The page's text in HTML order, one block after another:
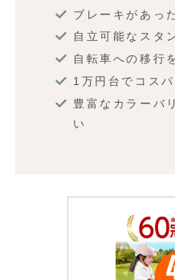
ブレーキがあっ
自立可能なスタ
自転車への移行
1万円台でコス
豊富なカラーバ
い